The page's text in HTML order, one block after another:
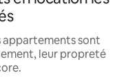
appartements sont
leur propreté